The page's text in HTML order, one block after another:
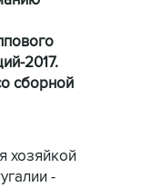
2017.
сборной
хозяйкой
-